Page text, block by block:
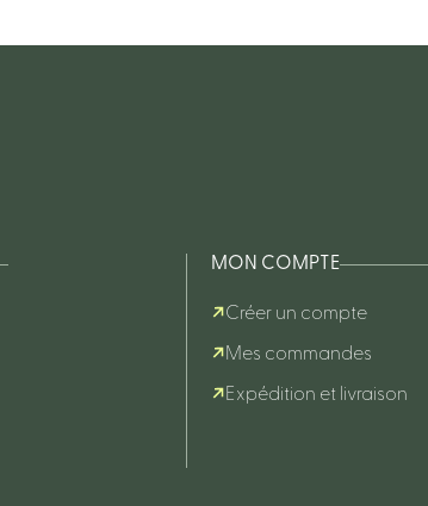
MON COMPTE
Créer un compte
Mes commandes
Expédition et livraison